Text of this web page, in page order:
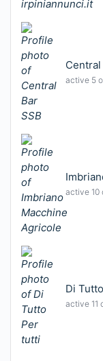
Central
active 5
active 10
Di
active 11